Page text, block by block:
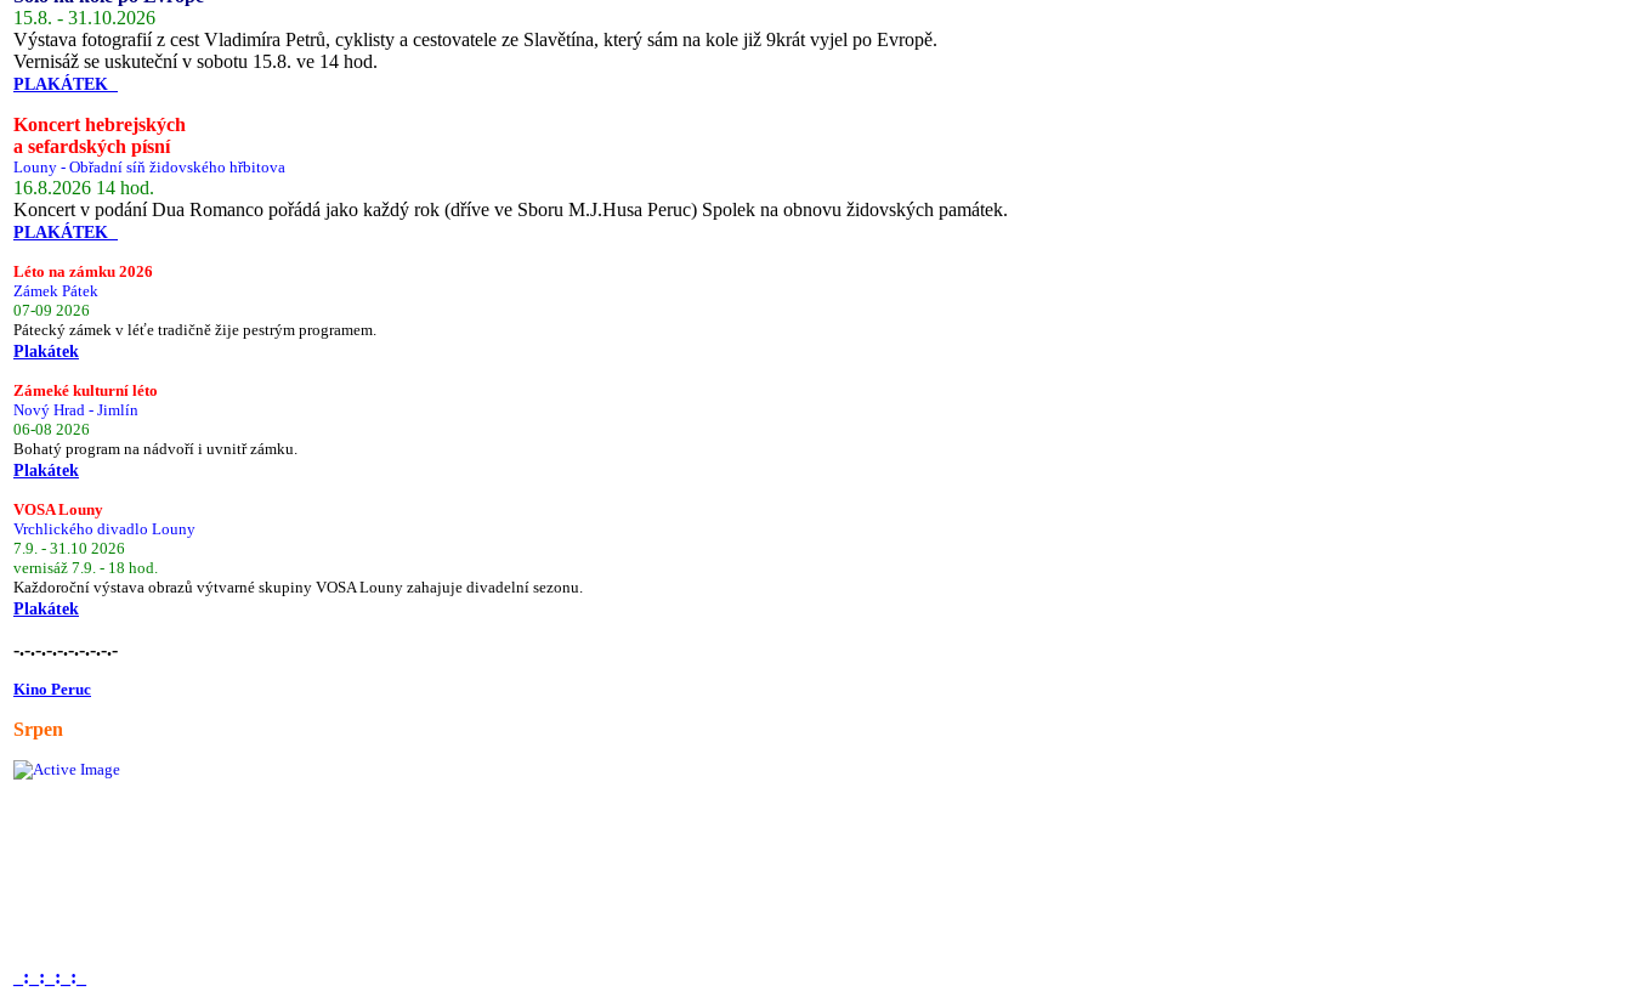
15.8. - 31.10.2026
Výstava fotografií z cest Vladimíra Petrů, cyklisty a cestovatele ze Slavětína, který sám na kole již 9krát vyjel po Evropě.
Vernisáž se uskuteční v sobotu 15.8. ve 14 hod.
PLAKÁTEK
Koncert hebrejských
a sefardských písní
Louny - Obřadní síň židovského hřbitova
16.8.2026 14 hod.
Koncert v podání Dua Romanco pořádá jako každý rok (dříve ve Sboru M.J.Husa Peruc) Spolek na obnovu židovských památek.
PLAKÁTEK
Léto na zámku 2026
Zámek Pátek
07-09 2026
Pátecký zámek v léťe tradičně žije pestrým programem.
Plakátek
Zámeké kulturní léto
Nový Hrad - Jimlín
06-08 2026
Bohatý program na nádvoří i uvnitř zámku.
Plakátek
VOSA Louny
Vrchlického divadlo Louny
7.9. - 31.10 2026
vernisáž 7.9. - 18 hod.
Každoroční výstava obrazů výtvarné skupiny VOSA Louny zahajuje divadelní sezonu.
Plakátek
-.-.-.-.-.-.-.-.-.-
Kino Peruc
Srpen
_:_:_:_:_